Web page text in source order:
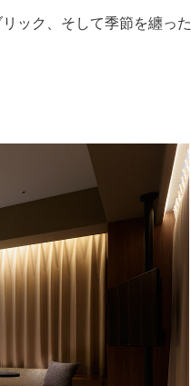
ック、そして季節を纏った